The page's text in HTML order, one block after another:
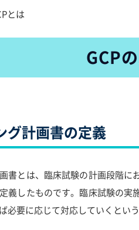
とは
GCP
グ計画書の定義
書とは、臨床試験の計画段階
義したものです。臨床試験の
必要に応じて対応していくという